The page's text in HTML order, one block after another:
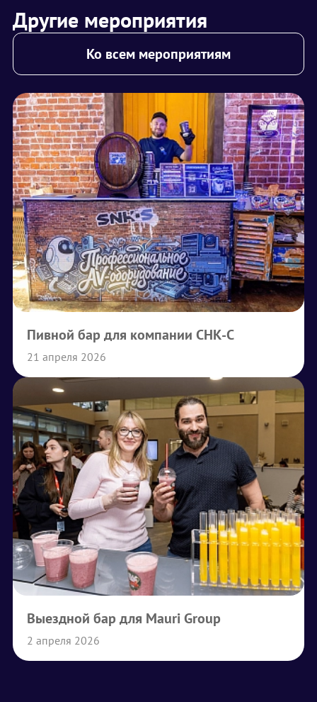
Другие мероприятия
Ко всем мероприятиям
Пивной бар для компании СНК-С
21 апреля 2026
Выездной бар для Mauri Group
2 апреля 2026